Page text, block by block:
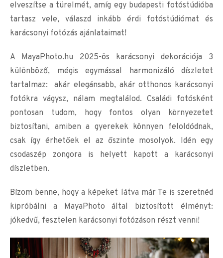
elveszítse a türelmét, amíg egy budapesti fotóstúdióba
tartasz vele, válaszd inkább érdi fotóstúdiómat és
karácsonyi fotózás ajánlataimat!
A MayaPhoto.hu 2025-ös karácsonyi dekorációja 3
különböző, mégis egymással harmonizáló díszletet
tartalmaz: akár elegánsabb, akár otthonos karácsonyi
fotókra vágysz, nálam megtalálod. Családi fotósként
pontosan tudom, hogy fontos olyan környezetet
biztosítani, amiben a gyerekek könnyen feloldódnak,
csak így érhetőek el az őszinte mosolyok. Idén egy
csodaszép zongora is helyett kapott a karácsonyi
díszletben.
Bízom benne, hogy a képeket látva már Te is szeretnéd
kipróbálni a MayaPhoto által biztosított élményt:
jókedvű, fesztelen karácsonyi fotózáson részt venni!